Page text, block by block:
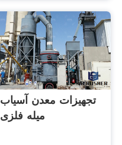
تجهیزات معدن آسیاب
میله فلزی